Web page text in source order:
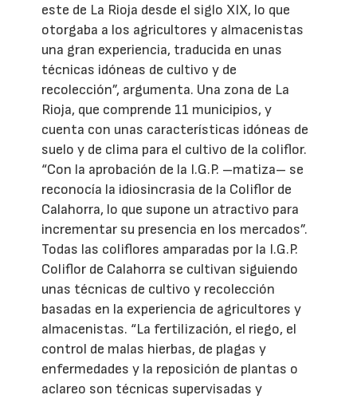
este de La Rioja desde el siglo XIX, lo que
otorgaba a los agricultores y almacenistas
una gran experiencia, traducida en unas
técnicas idóneas de cultivo y de
recolección”, argumenta. Una zona de La
Rioja, que comprende 11 municipios, y
cuenta con unas características idóneas de
suelo y de clima para el cultivo de la coliflor.
“Con la aprobación de la I.G.P. –matiza– se
reconocía la idiosincrasia de la Coliflor de
Calahorra, lo que supone un atractivo para
incrementar su presencia en los mercados”.
Todas las coliflores amparadas por la I.G.P.
Coliflor de Calahorra se cultivan siguiendo
unas técnicas de cultivo y recolección
basadas en la experiencia de agricultores y
almacenistas. “La fertilización, el riego, el
control de malas hierbas, de plagas y
enfermedades y la reposición de plantas o
aclareo son técnicas supervisadas y